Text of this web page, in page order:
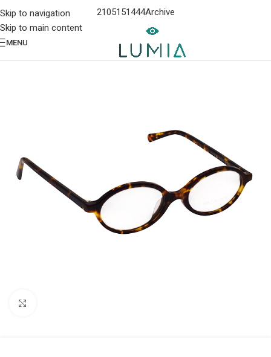
Skip to navigation
Skip to main content
2105151444Archive
MENU